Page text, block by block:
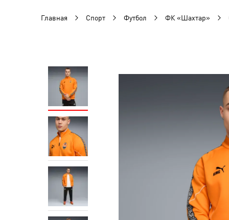
Главная Спорт Футбол ФК «Шахтар»